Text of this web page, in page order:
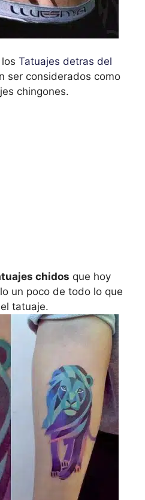
Tatuajes detras del
ser considerados como
chingones.
chidos que hoy
un poco de todo lo que
tatuaje.